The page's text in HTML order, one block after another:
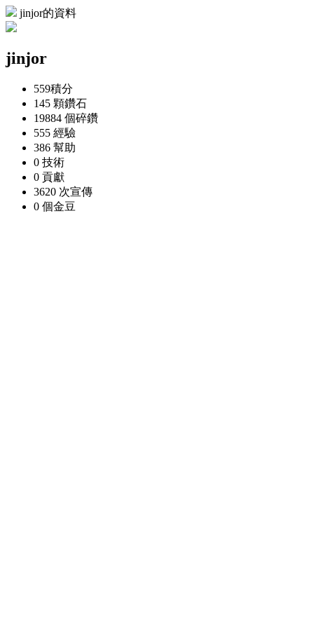
jinjor的資料
jinjor
559積分
145 顆鑽石
19884 個碎鑽
555 經驗
386 幫助
0 技術
0 貢獻
3620 次宣傳
0 個金豆